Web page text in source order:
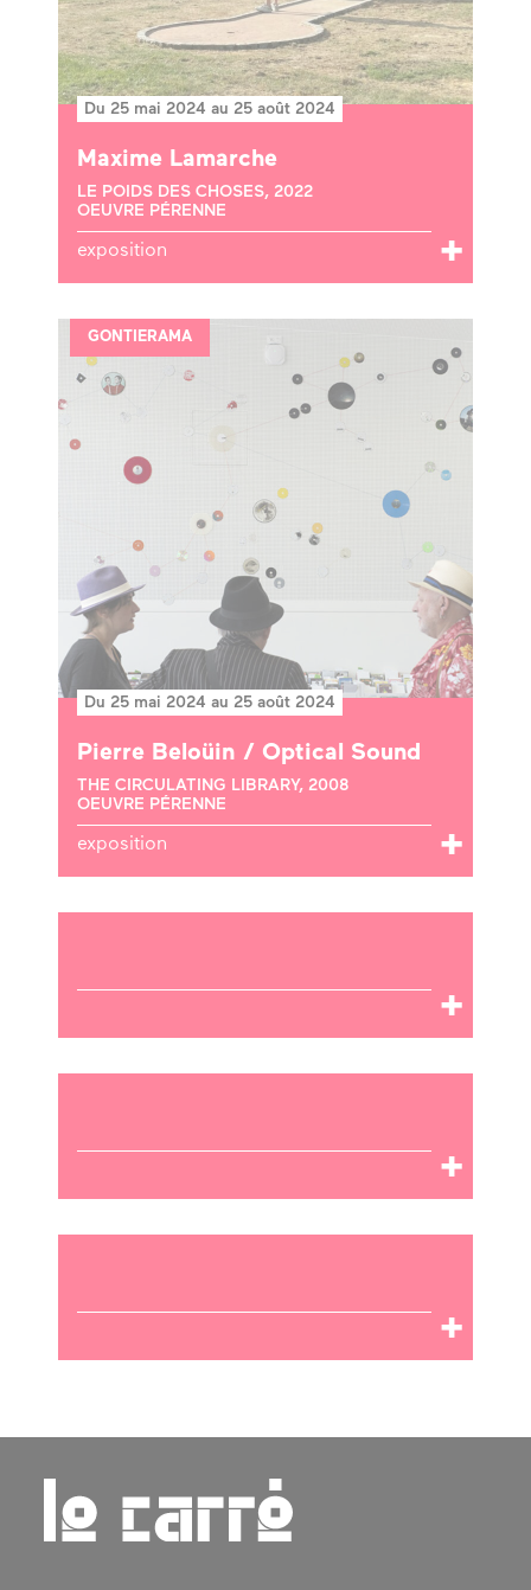
Du 25 mai 2024 au 25 août 2024
Maxime Lamarche
LE POIDS DES CHOSES, 2022
OEUVRE PÉRENNE
exposition
GONTIERAMA
Du 25 mai 2024 au 25 août 2024
Pierre Beloüin / Optical Sound
THE CIRCULATING LIBRARY, 2008
OEUVRE PÉRENNE
exposition